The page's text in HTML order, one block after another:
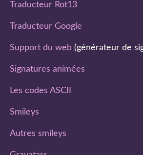
Traducteur Rot13
Traducteur Google
Support du web (générateur de
Signatures animées
Les codes ASCII
Smileys
Autres smileys